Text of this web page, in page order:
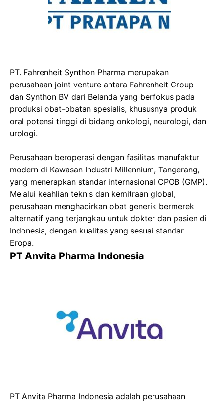
PT. Fahrenheit Synthon Pharma merupakan
perusahaan joint venture antara Fahrenheit Group
dan Synthon BV dari Belanda yang berfokus pada
produksi obat-obatan spesialis, khususnya produk
oral potensi tinggi di bidang onkologi, neurologi, dan
urologi.
Perusahaan beroperasi dengan fasilitas manufaktur
modern di Kawasan Industri Millennium, Tangerang,
yang menerapkan standar internasional CPOB (GMP).
Melalui keahlian teknis dan kemitraan global,
perusahaan menghadirkan obat generik bermerek
alternatif yang terjangkau untuk dokter dan pasien di
Indonesia, dengan kualitas yang sesuai standar
Eropa.
PT Anvita Pharma Indonesia
PT Anvita Pharma Indonesia adalah perusahaan